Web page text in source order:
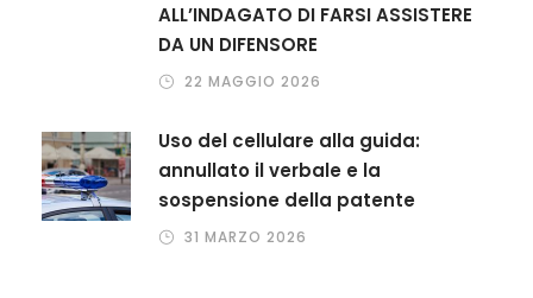
ALL’INDAGATO DI FARSI ASSISTERE
DA UN DIFENSORE
22 MAGGIO 2026
Uso del cellulare alla guida:
annullato il verbale e la
sospensione della patente
31 MARZO 2026